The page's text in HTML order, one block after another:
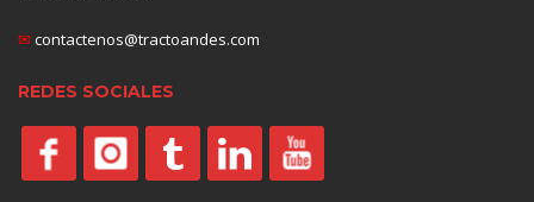
✉ contactenos@tractoandes.com
REDES SOCIALES